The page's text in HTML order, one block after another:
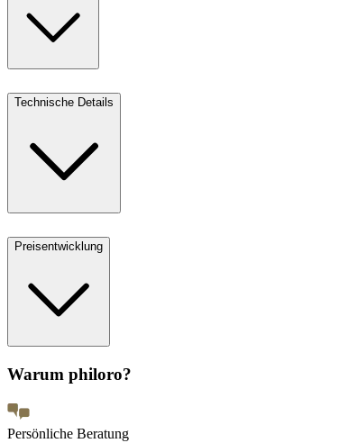
Technische Details
Preisentwicklung
Warum philoro?
Persönliche Beratung